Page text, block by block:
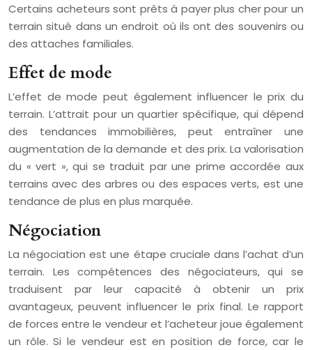
Certains acheteurs sont prêts à payer plus cher pour un
terrain situé dans un endroit où ils ont des souvenirs ou
des attaches familiales.
Effet de mode
L’effet de mode peut également influencer le prix du
terrain. L’attrait pour un quartier spécifique, qui dépend
des tendances immobilières, peut entraîner une
augmentation de la demande et des prix. La valorisation
du « vert », qui se traduit par une prime accordée aux
terrains avec des arbres ou des espaces verts, est une
tendance de plus en plus marquée.
Négociation
La négociation est une étape cruciale dans l’achat d’un
terrain. Les compétences des négociateurs, qui se
traduisent par leur capacité à obtenir un prix
avantageux, peuvent influencer le prix final. Le rapport
de forces entre le vendeur et l’acheteur joue également
un rôle. Si le vendeur est en position de force, car le